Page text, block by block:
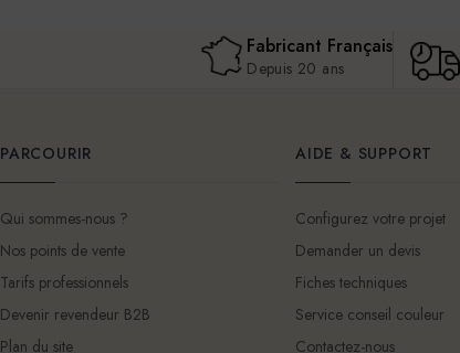
Fabricant Français
Depuis 20 ans
PARCOURIR
Qui sommes-nous ?
Nos points de vente
Tarifs professionnels
Devenir revendeur B2B
Plan du site
AIDE & SUPPORT
Configurez votre projet
Demander un devis
Fiches techniques
Service conseil couleur
Contactez-nous